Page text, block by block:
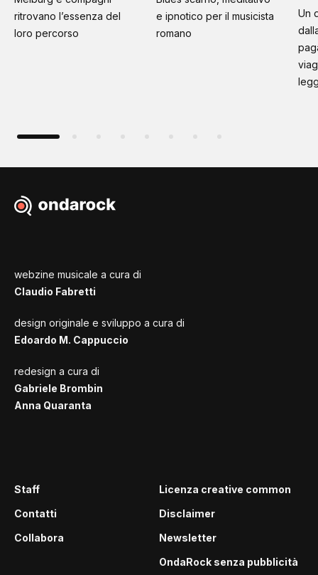
ritrovano l’essenza del
loro percorso
e ipnotico per il musicista
romano
Un
webzine musicale a cura di
Claudio Fabretti
design originale e sviluppo a cura di
Edoardo M. Cappuccio
redesign a cura di
Gabriele Brombin
Anna Quaranta
Staff
Contatti
Collabora
Licenza creative common
Disclaimer
Newsletter
OndaRock senza pubblicità